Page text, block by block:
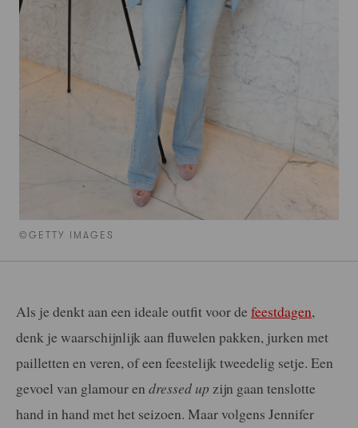
©GETTY IMAGES
Als je denkt aan een ideale outfit voor de feestdagen,
denk je waarschijnlijk aan fluwelen pakken, jurken met
pailletten en veren, of een feestelijk tweedelig setje. Een
gevoel van glamour en dressed up zijn gaan tenslotte
hand in hand met het seizoen. Maar volgens Jennifer